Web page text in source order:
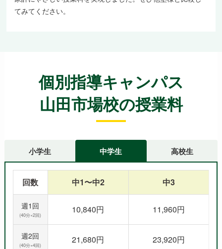
てみてください。
個別指導キャンパス
山田市場校の授業料
小学生 中学生 高校生
回数 中1〜中2 中3
週1回
(40分×2回)
10,840円 11,960円
週2回
(40分×4回)
21,680円 23,920円